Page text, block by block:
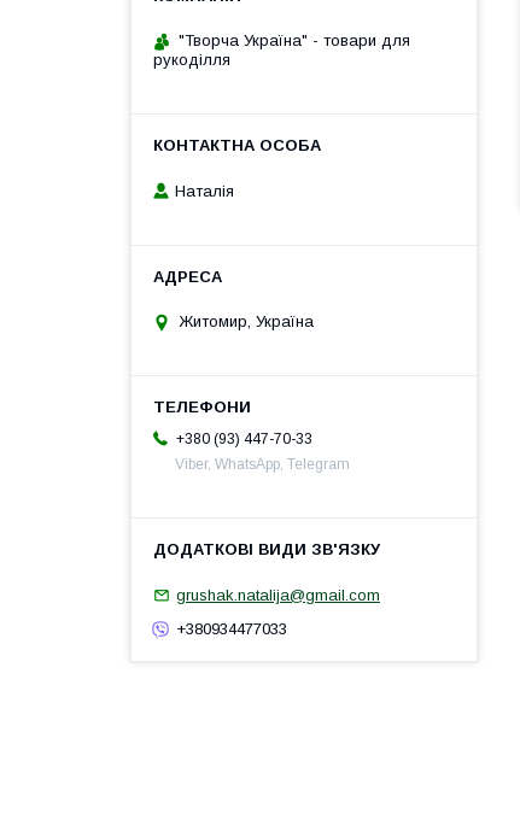
"Творча Україна" - товари для
рукоділля
Наталія
Житомир, Україна
+380 (93) 447-70-33
Viber, WhatsApp, Telegram
grushak.natalija@gmail.com
+380934477033